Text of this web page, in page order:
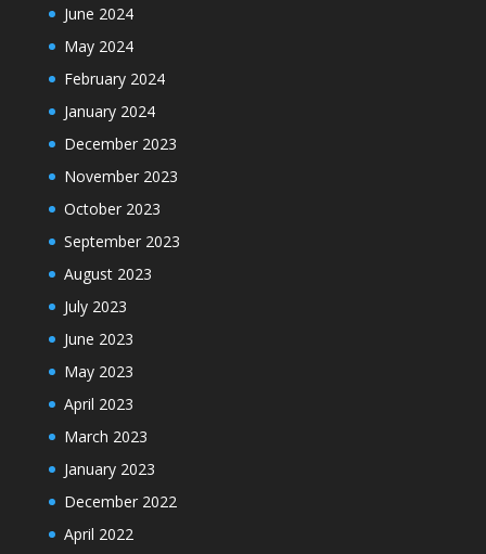
June 2024
May 2024
February 2024
January 2024
December 2023
November 2023
October 2023
September 2023
August 2023
July 2023
June 2023
May 2023
April 2023
March 2023
January 2023
December 2022
April 2022